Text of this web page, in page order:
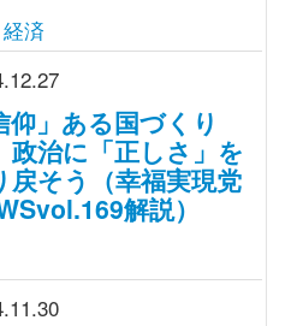
経済
仰」ある国づくり
政治に「正しさ」を
戻そう（幸福実現党
解説）